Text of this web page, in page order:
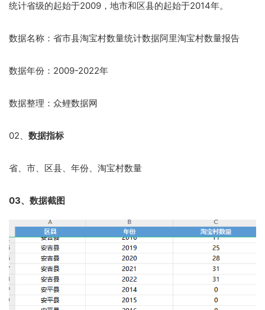
统计省级的起始于2009，地市和区县的起始于2014年。
数据名称：省市县淘宝村数量统计数据阿里淘宝村数量报告
数据年份：2009-2022年
数据整理：众鲤数据网
02、 数据指标
省、市、区县、年份、淘宝村数量
03、数据截图